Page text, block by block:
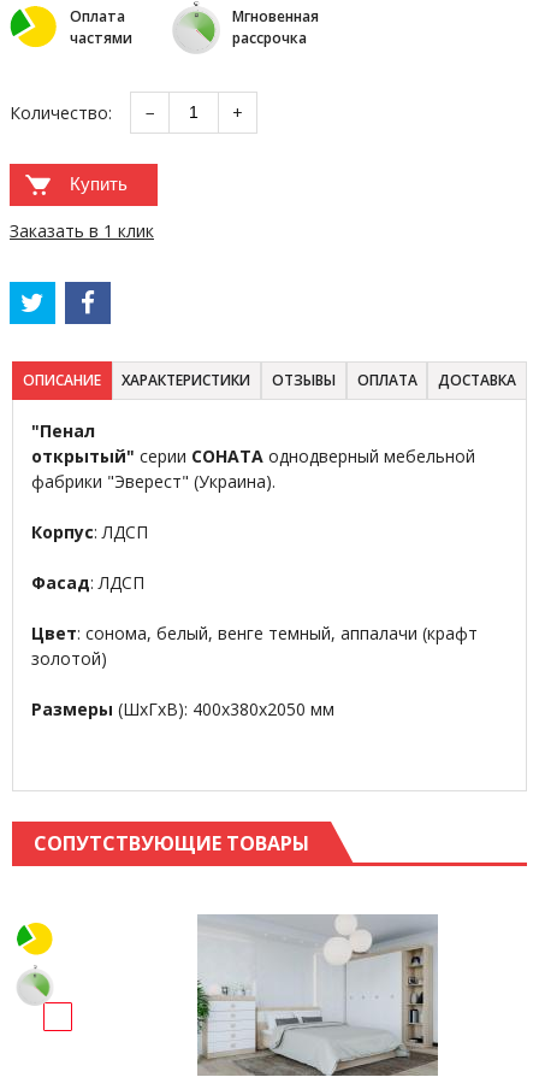
Оплата
частями
Мгновенная
рассрочка
Количество: − +
Купить
Заказать в 1 клик
ОПИСАНИЕ ХАРАКТЕРИСТИКИ ОТЗЫВЫ ОПЛАТА ДОСТАВКА
"Пенал
открытый" серии СОНАТА однодверный мебельной
фабрики "Эверест" (Украина).
Корпус: ЛДСП
Фасад: ЛДСП
Цвет: сонома, белый, венге темный, аппалачи (крафт
золотой)
Размеры (ШхГхВ): 400х380х2050 мм
СОПУТСТВУЮЩИЕ ТОВАРЫ